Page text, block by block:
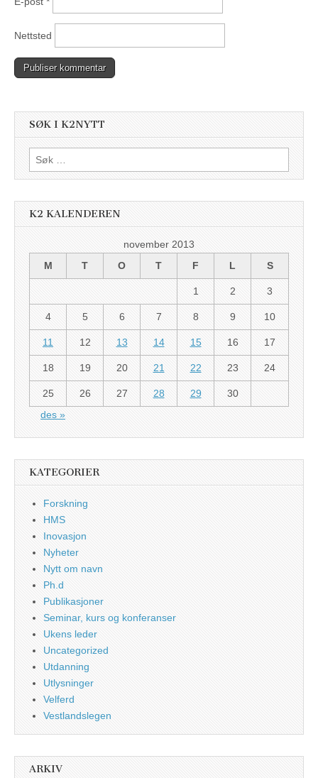
Nettsted
SØK I K2NYTT
Søk
etter:
K2 KALENDEREN
november 2013
M
T O T F L S
1 2 3
4 5 6 7 8 9 10
11 12 13 14 15 16 17
18 19 20 21 22 23 24
25 26 27 28 29
30
des »
KATEGORIER
Forskning
HMS
Inovasjon
Nyheter
Nytt om navn
Ph.d
Publikasjoner
Seminar, kurs og konferanser
Ukens leder
Uncategorized
Utdanning
Utlysninger
Velferd
Vestlandslegen
ARKIV